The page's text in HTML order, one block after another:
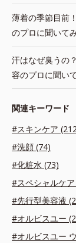
薄着の季節目前
のプロに聞いて
汗はなぜ臭うの
容のプロに聞い
関連キーワード
#スキンケア
#洗顔 (74)
#化粧水 (73)
#スペシャルケ
#先行型美容液
#オルビスユー
#オルビスユー